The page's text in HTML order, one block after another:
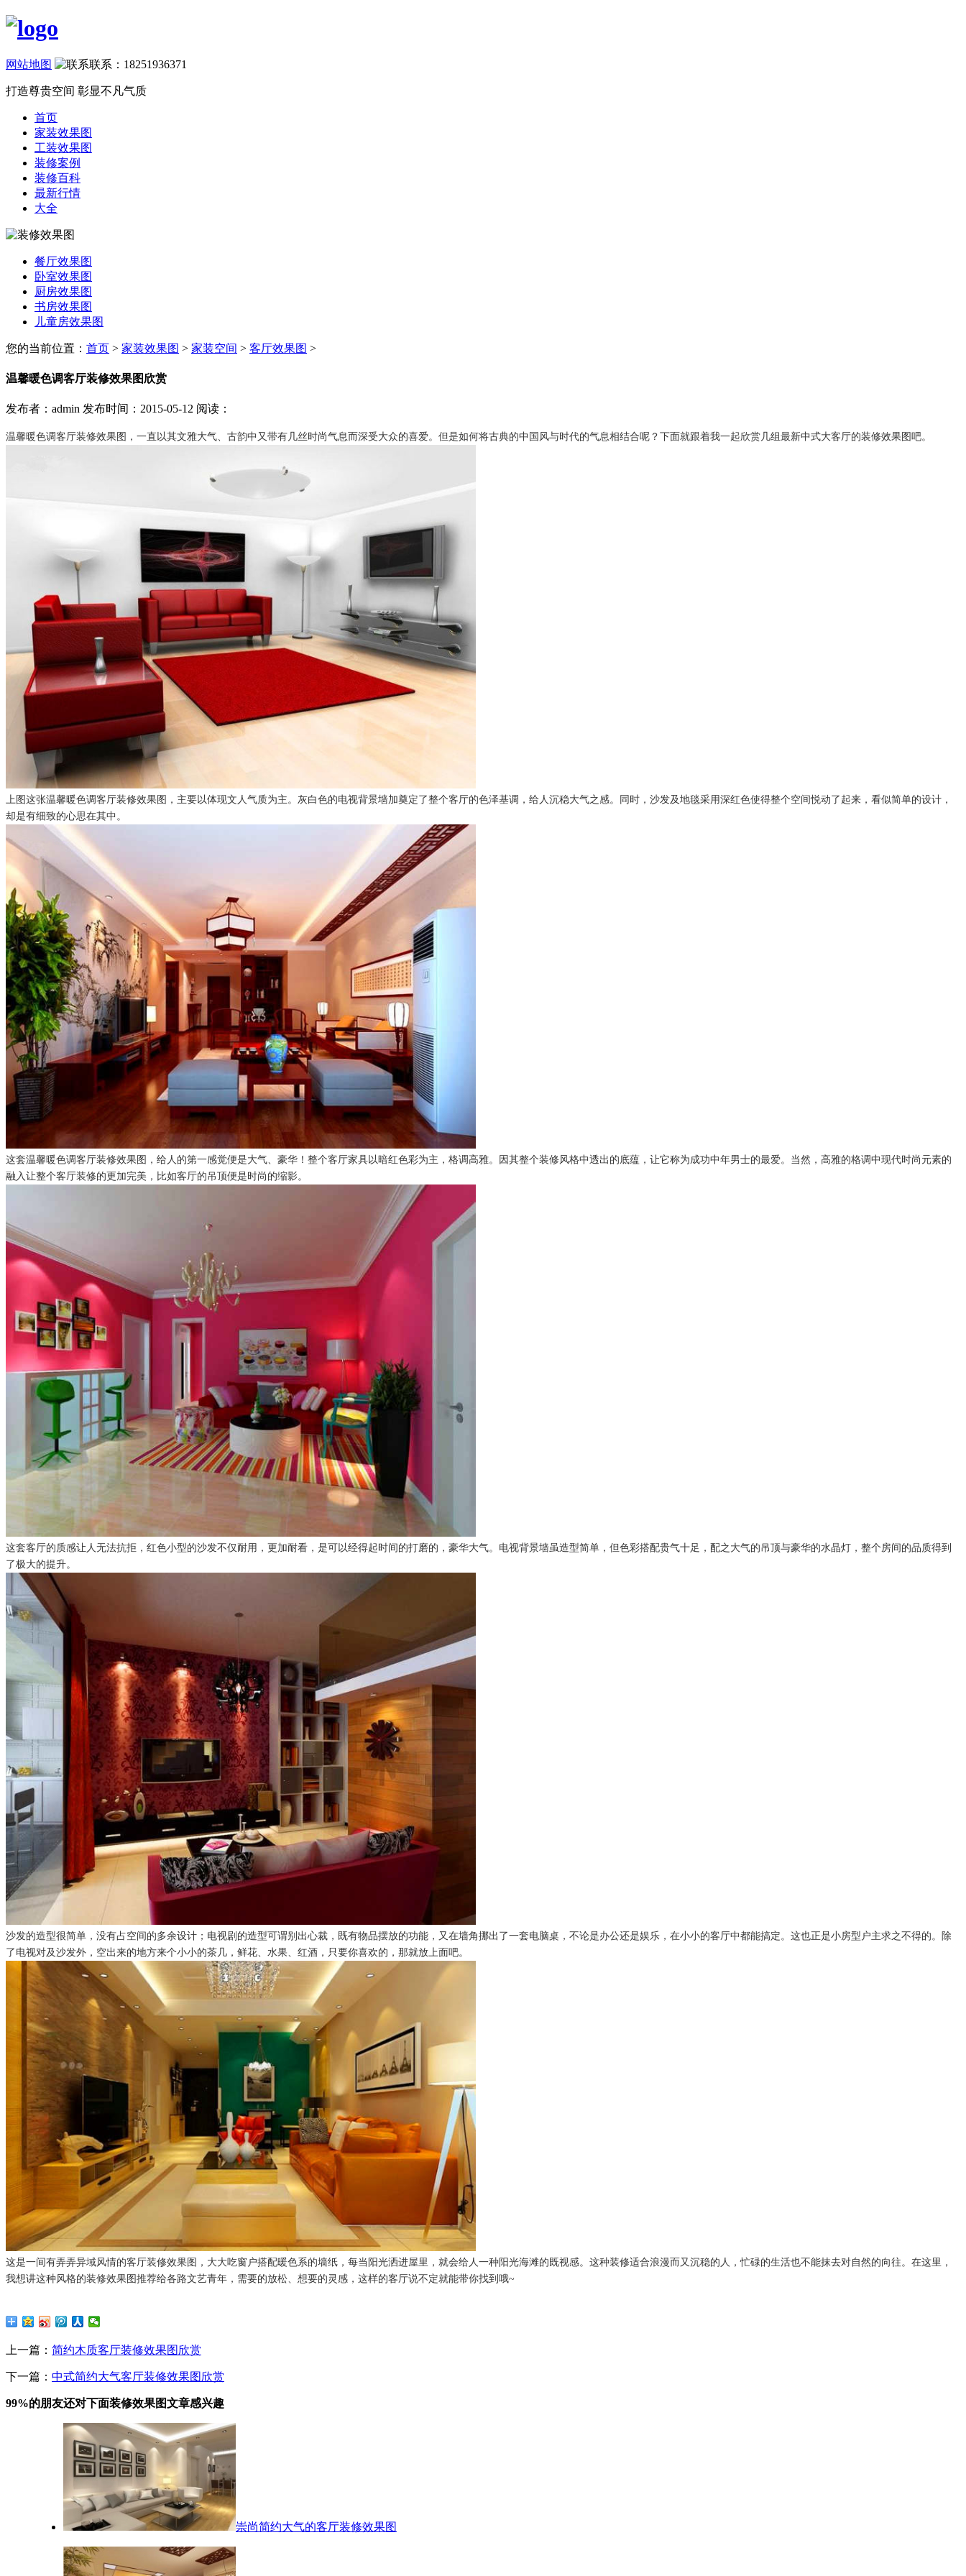
网站地图 联系：18251936371
打造尊贵空间 彰显不凡气质
首页
家装效果图
工装效果图
装修案例
装修百科
最新行情
大全
餐厅效果图
卧室效果图
厨房效果图
书房效果图
儿童房效果图
您的当前位置： 首页 > 家装效果图 > 家装空间 > 客厅效果图 >
温馨暖色调客厅装修效果图欣赏
发布者：admin 发布时间：2015-05-12 阅读：
温馨暖色调客厅装修效果图，一直以其文雅大气、古韵中又带有几丝时尚气息而深受大众的喜爱。但是如何将古典的中国风与时代的气息相结合呢？下面就跟着我一起欣赏几组最新中式大客厅的装修效果图吧。
上图这张温馨暖色调客厅装修效果图 ，主要以体现文人气质为主。灰白色的电视背景墙加奠定了整个客厅的色泽基调，给人沉稳大气之感。同时，沙发及地毯采用深红色使得整个空间悦动了起来，看似简单的设计，
却是有细致的心思在其中。
这套温馨暖色调客厅装修效果图 ，给人的第一感觉便是大气、豪华！整个客厅家具以暗红色彩为主，格调高雅。因其整个装修风格中透出的底蕴，让它称为成功中年男士的最爱。当然，高雅的格调中现代时尚元素的
融入让整个客厅装修的更加完美，比如客厅的吊顶便是时尚的缩影。
这套客厅的质感让人无法抗拒，红色小型的沙发不仅耐用，更加耐看，是可以经得起时间的打磨的，豪华大气。电视背景墙虽造型简单，但色彩搭配贵气十足，配之大气的吊顶与豪华的水晶灯，整个房间的品质得到
了极大的提升。
沙发的造型很简单，没有占空间的多余设计；电视剧的造型可谓别出心裁，既有物品摆放的功能，又在墙角挪出了一套电脑桌，不论是办公还是娱乐，在小小的客厅中都能搞定。这也正是小房型户主求之不得的。除
了电视对及沙发外，空出来的地方来个小小的茶几，鲜花、水果、红酒，只要你喜欢的，那就放上面吧。
这是一间有弄弄异域风情的客厅装修效果图，大大吃窗户搭配暖色系的墙纸，每当阳光洒进屋里，就会给人一种阳光海滩的既视感。这种装修适合浪漫而又沉稳的人，忙碌的生活也不能抹去对自然的向往。在这里，
我想讲这种风格的装修效果图推荐给各路文艺青年，需要的放松、想要的灵感，这样的客厅说不定就能带你找到哦~
上一篇： 简约木质客厅装修效果图欣赏
下一篇： 中式简约大气客厅装修效果图欣赏
99%的朋友还对下面装修效果图文章感兴趣
崇尚简约大气的客厅装修效果图